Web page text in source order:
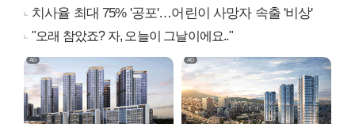
치사율 최대 75% '공포'…어린이 사망자 속출 '비상'
"오래 참았죠? 자, 오늘이 그날이에요.."